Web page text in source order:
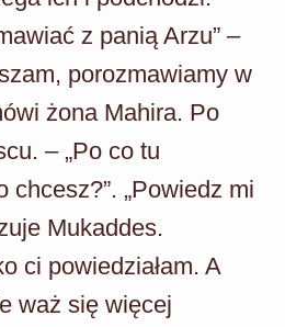
z panią Arzu” –
porozmawiamy w
żona Mahira. Po
– „Po co tu
chcesz?”. „Powiedz mi
Mukaddes.
ci powiedziałam. A
waż się więcej